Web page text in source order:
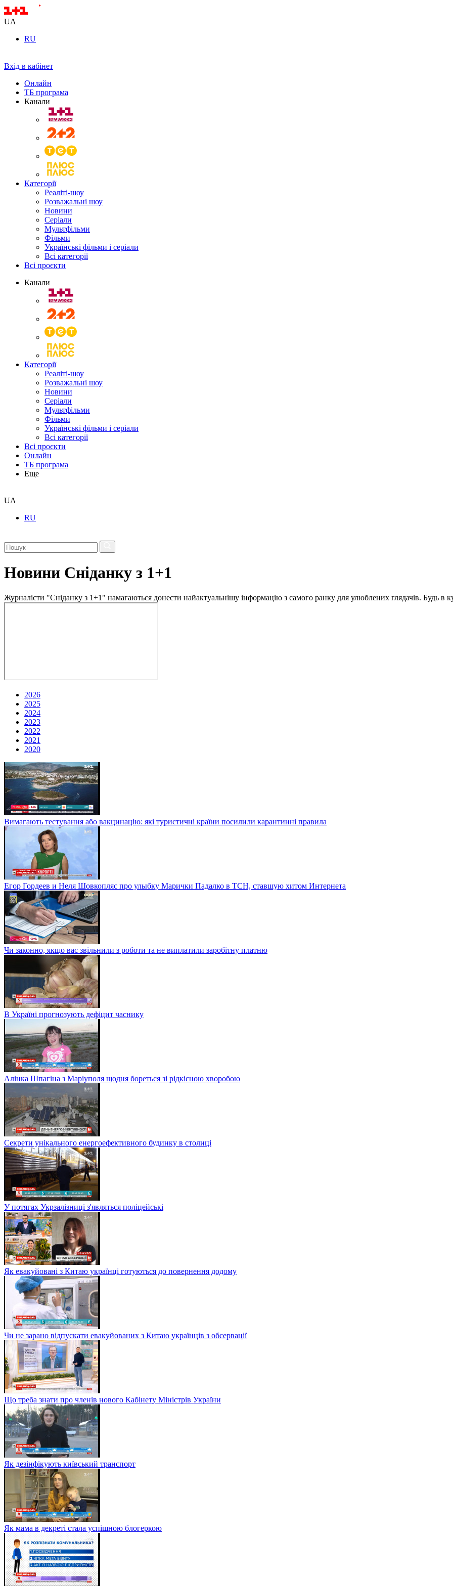
UA
RU
Вхід в кабінет
Онлайн
ТБ програма
Канали
Категорії
Реаліті-шоу
Розважальні шоу
Новини
Серіали
Мультфільми
Фільми
Українські фільми і серіали
Всі категорії
Всі проєкти
Канали
Категорії
Реаліті-шоу
Розважальні шоу
Новини
Серіали
Мультфільми
Фільми
Українські фільми і серіали
Всі категорії
Всі проєкти
Онлайн
ТБ програма
Еще
UA
RU
Новини Сніданку з 1+1
Журналісти "Сніданку з 1+1" намагаються донести найактуальнішу інформацію з самого ранку для улюблених глядачів. Будь в
2026
2025
2024
2023
2022
2021
2020
Вимагають тестування або вакцинацію: які туристичні країни посилили карантинні правила
Егор Гордеев и Неля Шовкопляс про улыбку Марички Падалко в ТСН, ставшую хитом Интернета
Чи законно, якщо вас звільнили з роботи та не виплатили заробітну платню
В Україні прогнозують дефіцит часнику
Алінка Шпагіна з Маріуполя щодня бореться зі рідкісною хворобою
Секрети унікального енергоефективного будинку в столиці
У потягах Укрзалізниці з'являться поліцейські
Як евакуйовані з Китаю українці готуються до повернення додому
Чи не зарано відпускати евакуйованих з Китаю українців з обсервації
Що треба знати про членів нового Кабінету Міністрів України
Як дезінфікують київський транспорт
Як мама в декреті стала успішною блогеркою